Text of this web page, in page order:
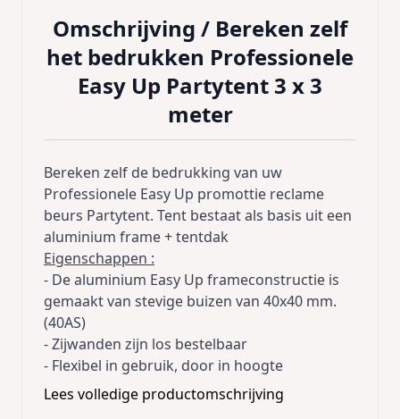
Omschrijving / Bereken zelf
het bedrukken Professionele
Easy Up Partytent 3 x 3
meter
Bereken zelf de bedrukking van uw
Professionele Easy Up promottie reclame
beurs Partytent. Tent bestaat als basis uit een
aluminium frame + tentdak
Eigenschappen :
- De aluminium Easy Up frameconstructie is
gemaakt van stevige buizen van 40x40 mm.
(40AS)
- Zijwanden zijn los bestelbaar
- Flexibel in gebruik, door in hoogte
verstelbaar frame en afzonderlijk te
gebruiken zijwanden.
Lees volledige productomschrijving